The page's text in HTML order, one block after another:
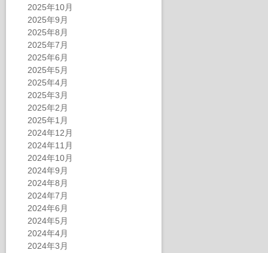
2025年10月
2025年9月
2025年8月
2025年7月
2025年6月
2025年5月
2025年4月
2025年3月
2025年2月
2025年1月
2024年12月
2024年11月
2024年10月
2024年9月
2024年8月
2024年7月
2024年6月
2024年5月
2024年4月
2024年3月